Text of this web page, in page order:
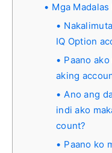
Mga Madalas
IQ Option
Paano
aking
Ano ang
indi ako
count?
Paano ko